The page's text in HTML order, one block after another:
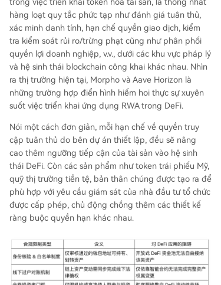
hàng loạt quy tắc phức tạp như đánh giá tuân thủ,
xác minh danh tính, hạn chế quyền giao dịch, kiểm
tra kiểm soát rủi ro/trừng phạt cũng như phân phối
quyền lợi doanh nghiệp, v.v., dưới các khu vực pháp lý
và hệ sinh thái blockchain công khai khác nhau. Nhìn
ra thị trường hiện tại, Morpho và Aave Horizon là
những trường hợp điển hình hiếm hoi thực sự xuyên
suốt việc triển khai ứng dụng RWA trong DeFi.
Nói một cách đơn giản, mỗi hạn chế về quyền truy
cập tuân thủ do bên dự án thiết lập, đều sẽ nâng
cao thêm ngưỡng tiếp cận của tài sản vào hệ sinh
thái DeFi. Còn các sản phẩm như token trái phiếu Mỹ,
quỹ thị trường tiền tệ, bản thân chúng được tạo ra để
phù hợp với yêu cầu giám sát của nhà đầu tư tổ chức
được cấp phép, chủ động chồng thêm các thiết kế
ràng buộc quyền hạn khác nhau.